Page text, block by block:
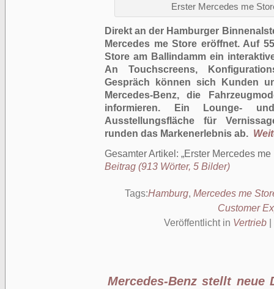
Erster Mercedes me
Direkt an der Hamburger
Mercedes me Store eröffnet. Auf
Store am Ballindamm ein
An Touchscreens,
Gespräch können sich Kunden
Mercedes-Benz, die
informieren. Ein Lounge-
Ausstellungsfläche für
runden das Markenerlebnis ab.
Gesamter Artikel: Erster Mercedes
Beitrag (913 Wörter, 5 Bilder)
Tags:Hamburg, Mercedes me
Customer
Veröffentlicht in Vertrieb
Mercedes-Benz stellt neue